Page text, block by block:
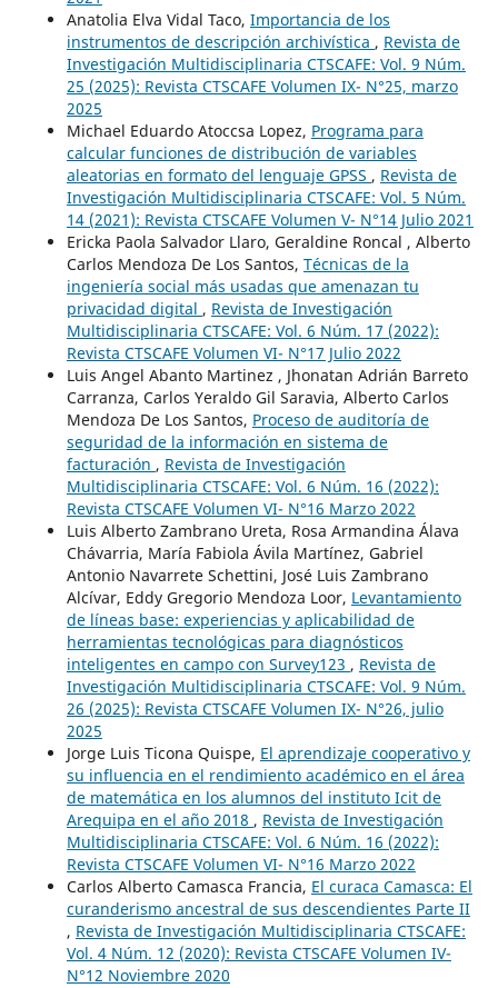
Anatolia Elva Vidal Taco, Importancia de los
instrumentos de descripción archivística , Revista de
Investigación Multidisciplinaria CTSCAFE: Vol. 9 Núm.
25 (2025): Revista CTSCAFE Volumen IX- N°25, marzo
2025
Michael Eduardo Atoccsa Lopez, Programa para
calcular funciones de distribución de variables
aleatorias en formato del lenguaje GPSS , Revista de
Investigación Multidisciplinaria CTSCAFE: Vol. 5 Núm.
14 (2021): Revista CTSCAFE Volumen V- N°14 Julio 2021
Ericka Paola Salvador Llaro, Geraldine Roncal , Alberto
Carlos Mendoza De Los Santos, Técnicas de la
ingeniería social más usadas que amenazan tu
privacidad digital , Revista de Investigación
Multidisciplinaria CTSCAFE: Vol. 6 Núm. 17 (2022):
Revista CTSCAFE Volumen VI- N°17 Julio 2022
Luis Angel Abanto Martinez , Jhonatan Adrián Barreto
Carranza, Carlos Yeraldo Gil Saravia, Alberto Carlos
Mendoza De Los Santos, Proceso de auditoría de
seguridad de la información en sistema de
facturación , Revista de Investigación
Multidisciplinaria CTSCAFE: Vol. 6 Núm. 16 (2022):
Revista CTSCAFE Volumen VI- N°16 Marzo 2022
Luis Alberto Zambrano Ureta, Rosa Armandina Álava
Chávarria, María Fabiola Ávila Martínez, Gabriel
Antonio Navarrete Schettini, José Luis Zambrano
Alcívar, Eddy Gregorio Mendoza Loor, Levantamiento
de líneas base: experiencias y aplicabilidad de
herramientas tecnológicas para diagnósticos
inteligentes en campo con Survey123 , Revista de
Investigación Multidisciplinaria CTSCAFE: Vol. 9 Núm.
26 (2025): Revista CTSCAFE Volumen IX- N°26, julio
2025
Jorge Luis Ticona Quispe, El aprendizaje cooperativo y
su influencia en el rendimiento académico en el área
de matemática en los alumnos del instituto Icit de
Arequipa en el año 2018 , Revista de Investigación
Multidisciplinaria CTSCAFE: Vol. 6 Núm. 16 (2022):
Revista CTSCAFE Volumen VI- N°16 Marzo 2022
Carlos Alberto Camasca Francia, El curaca Camasca: El
curanderismo ancestral de sus descendientes Parte II
, Revista de Investigación Multidisciplinaria CTSCAFE:
Vol. 4 Núm. 12 (2020): Revista CTSCAFE Volumen IV-
N°12 Noviembre 2020